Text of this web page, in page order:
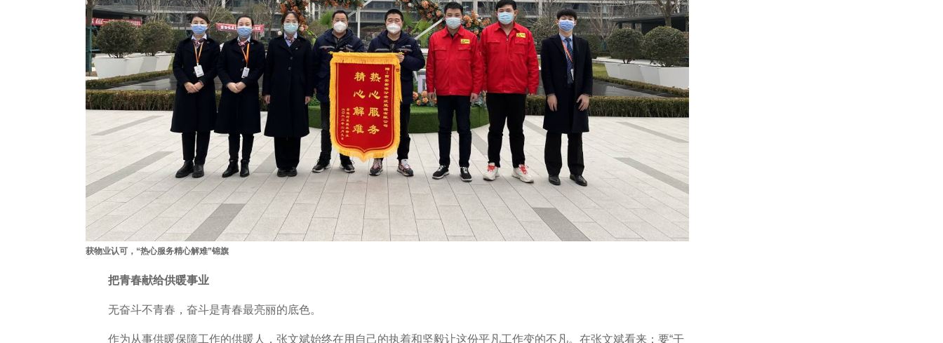
获物业认可，“热心服务精心解难”锦旗
把青春献给供暖事业
无奋斗不青春，奋斗是青春最亮丽的底色。
作为从事供暖保障工作的供暖人，张文斌始终在用自己的执着和坚毅让这份平凡工作变的不凡。在张文斌看来：要“干